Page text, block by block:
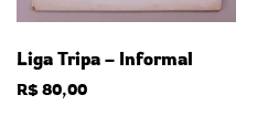
Liga Tripa – Informal
R$80,00